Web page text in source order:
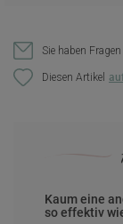
Sie haben
Diesen Artikel
Kaum eine
so effektiv